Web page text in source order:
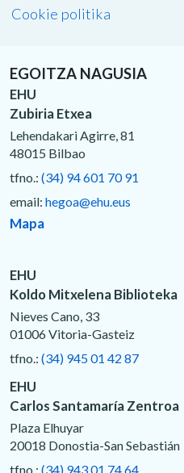
Cookie politika
EGOITZA NAGUSIA
EHU
Zubiria Etxea
Lehendakari Agirre, 81
48015 Bilbao
tfno.: (34) 94 601 70 91
email: hegoa@ehu.eus
Mapa
EHU
Koldo Mitxelena Biblioteka
Nieves Cano, 33
01006 Vitoria-Gasteiz
tfno.: (34) 945 01 42 87
EHU
Carlos Santamaría Zentroa
Plaza Elhuyar
20018 Donostia-San Sebastián
tfno.: (34) 943 01 74 64